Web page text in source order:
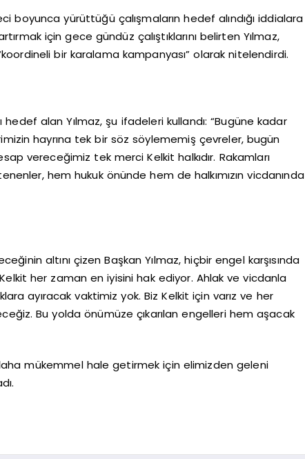
boyunca yürüttüğü çalışmaların hedef alındığı iddialara
için gece gündüz çalıştıklarını belirten Yılmaz,
bir karalama kampanyası” olarak nitelendirdi.
hedef alan Yılmaz, şu ifadeleri kullandı: “Bugüne kadar
hayrına tek bir söz söylememiş çevreler, bugün
vereceğimiz tek merci Kelkit halkıdır. Rakamları
hem hukuk önünde hem de halkımızın vicdanında
altını çizen Başkan Yılmaz, hiçbir engel karşısında
her zaman en iyisini hak ediyor. Ahlak ve vicdanla
ayıracak vaktimiz yok. Biz Kelkit için varız ve her
Bu yolda önümüze çıkarılan engelleri hem aşacak
daha mükemmel hale getirmek için elimizden geleni